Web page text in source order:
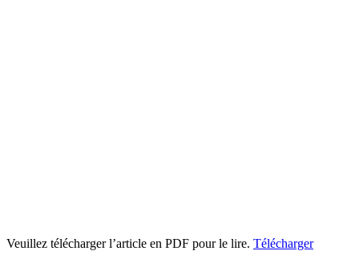
Veuillez télécharger l’article en PDF pour le lire. Télécharger